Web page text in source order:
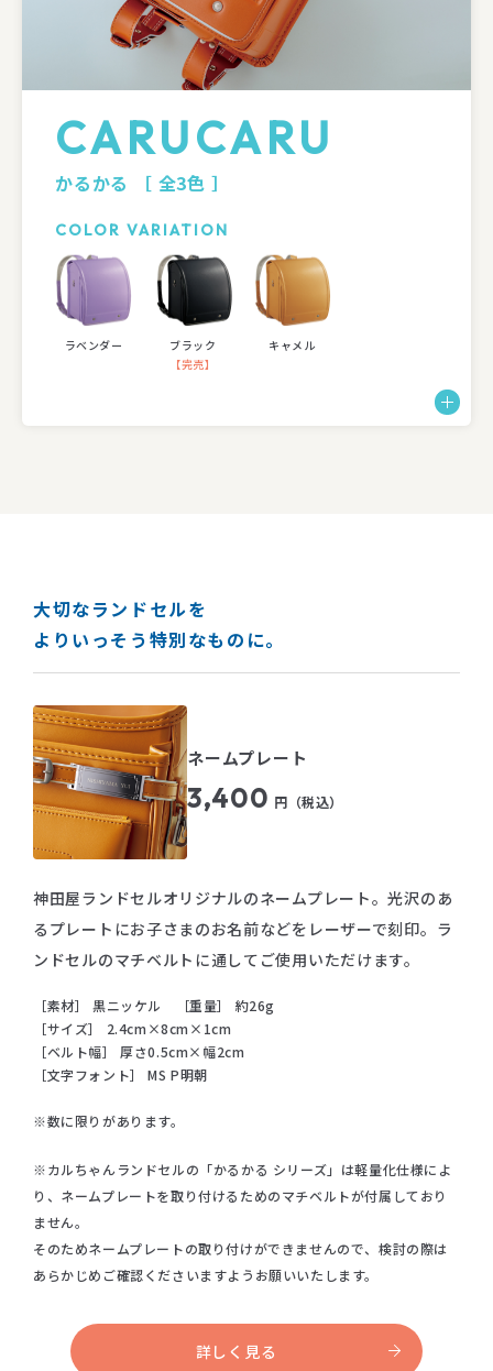
CARUCARU
かるかる ［ 全3色 ］
COLOR VARIATION
ラベンダー
ブラック
【完売】
キャメル
大切なランドセルを
よりいっそう特別なものに。
ネームプレート
3,400 円（税込）
神田屋ランドセルオリジナルのネームプレート。光沢のあ
るプレートにお子さまのお名前などをレーザーで刻印。ラ
ンドセルのマチベルトに通してご使用いただけます。
［素材］ 黒ニッケル ［重量］ 約26g
［サイズ］ 2.4cm×8cm×1cm
［ベルト幅］ 厚さ0.5cm×幅2cm
［文字フォント］ MS P明朝
※数に限りがあります。
※カルちゃんランドセルの「かるかる シリーズ」は軽量化仕様によ
り、ネームプレートを取り付けるためのマチベルトが付属しており
ません。
そのためネームプレートの取り付けができませんので、検討の際は
あらかじめご確認くださいますようお願いいたします。
詳しく見る